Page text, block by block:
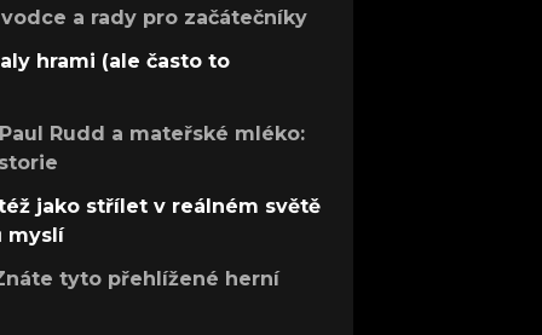
a rady pro začátečníky
hrami (ale často to
Rudd a mateřské mléko:
jako střílet v reálném světě
myslí
tyto přehlížené herní